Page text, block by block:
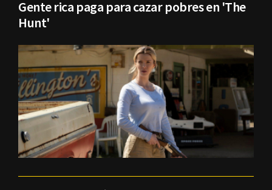
Gente rica paga para cazar pobres en 'The
Hunt'